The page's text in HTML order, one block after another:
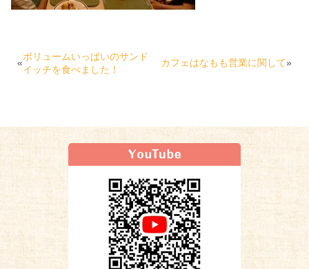
«
ボリュームいっぱいのサンド
イッチを食べました！
カフェはなもも営業に関して»